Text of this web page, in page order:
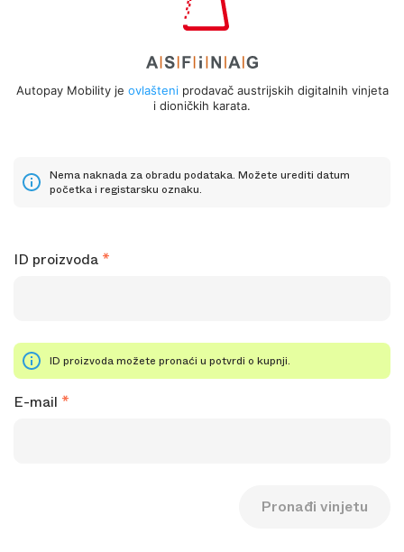
Autopay Mobility je ovlašteniprodavač austrijskih digitalnih vinjeta
i dioničkih karata.
Nema naknada za obradu podataka. Možete urediti datum
početka i registarsku oznaku.
ID proizvoda
ID proizvoda možete pronaći u potvrdi o kupnji.
E-mail
Pronađi vinjetu